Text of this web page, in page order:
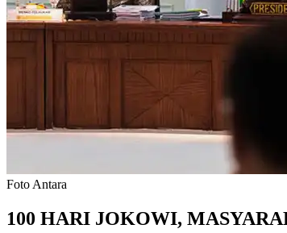
Foto Antara
100 HARI JOKOWI,